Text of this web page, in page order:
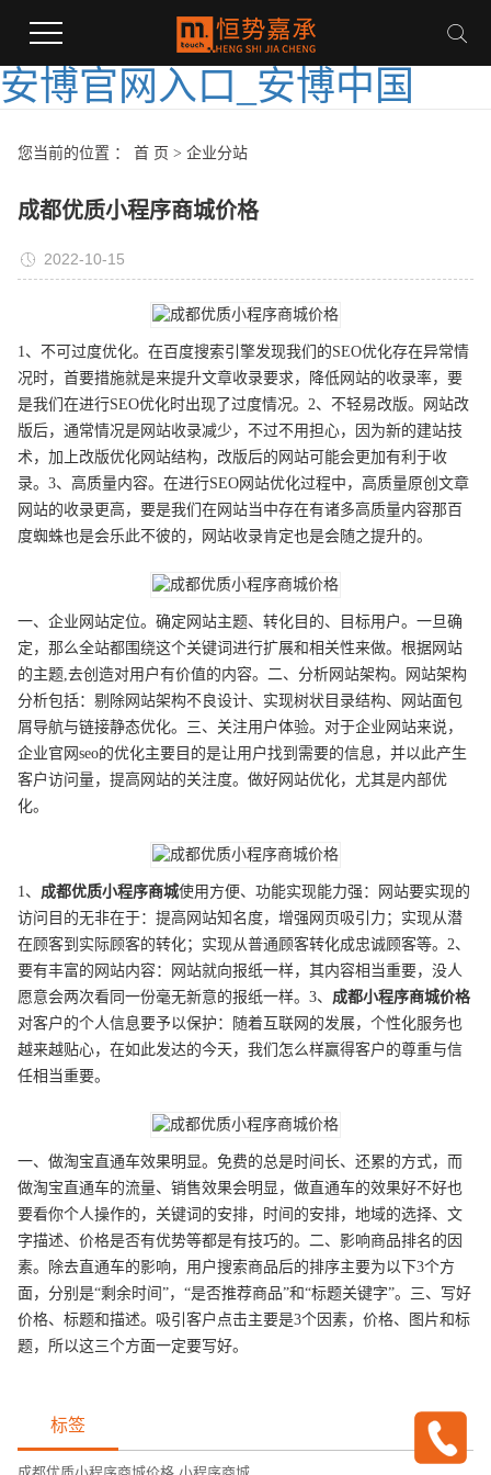
安博官网入口_安博中国
您当前的位置 ： 首 页 > 企业分站
成都优质小程序商城价格
2022-10-15
1、不可过度优化。在百度搜索引擎发现我们的SEO优化存在异常情
况时，首要措施就是来提升文章收录要求，降低网站的收录率，要
是我们在进行SEO优化时出现了过度情况。2、不轻易改版。网站改
版后，通常情况是网站收录减少，不过不用担心，因为新的建站技
术，加上改版优化网站结构，改版后的网站可能会更加有利于收
录。3、高质量内容。在进行SEO网站优化过程中，高质量原创文章
网站的收录更高，要是我们在网站当中存在有诸多高质量内容那百
度蜘蛛也是会乐此不彼的，网站收录肯定也是会随之提升的。
一、企业网站定位。确定网站主题、转化目的、目标用户。一旦确
定，那么全站都围绕这个关键词进行扩展和相关性来做。根据网站
的主题,去创造对用户有价值的内容。二、分析网站架构。网站架构
分析包括：剔除网站架构不良设计、实现树状目录结构、网站面包
屑导航与链接静态优化。三、关注用户体验。对于企业网站来说，
企业官网seo的优化主要目的是让用户找到需要的信息，并以此产生
客户访问量，提高网站的关注度。做好网站优化，尤其是内部优
化。
1、 成都优质小程序商城使用方便、功能实现能力强：网站要实现的
访问目的无非在于：提高网站知名度，增强网页吸引力；实现从潜
在顾客到实际顾客的转化；实现从普通顾客转化成忠诚顾客等。2、
要有丰富的网站内容：网站就向报纸一样，其内容相当重要，没人
愿意会两次看同一份毫无新意的报纸一样。3、 成都小程序商城价格
对客户的个人信息要予以保护：随着互联网的发展，个性化服务也
越来越贴心，在如此发达的今天，我们怎么样赢得客户的尊重与信
任相当重要。
一、做淘宝直通车效果明显。免费的总是时间长、还累的方式，而
做淘宝直通车的流量、销售效果会明显，做直通车的效果好不好也
要看你个人操作的，关键词的安排，时间的安排，地域的选择、文
字描述、价格是否有优势等都是有技巧的。二、影响商品排名的因
素。除去直通车的影响，用户搜索商品后的排序主要为以下3个方
面，分别是“剩余时间”，“是否推荐商品”和“标题关键字”。三、写好
价格、标题和描述。吸引客户点击主要是3个因素，价格、图片和标
题，所以这三个方面一定要写好。
标签